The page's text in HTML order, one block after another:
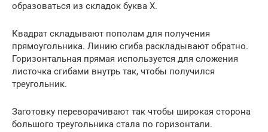
образоваться из складок буква Х.
Квадрат складывают пополам для получения
прямоугольника. Линию сгиба раскладывают обратно.
Горизонтальная прямая используется для сложения
листочка сгибами внутрь так, чтобы получился
треугольник.
Заготовку переворачивают так чтобы широкая сторона
большого треугольника стала по горизонтали.